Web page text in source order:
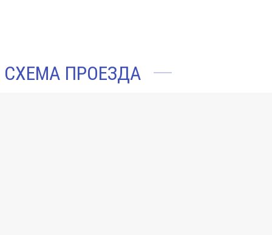
СХЕМА ПРОЕЗДА